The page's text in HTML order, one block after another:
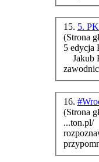
15. 5.
(Strona
5 edycja
16.
(Strona
...ton.pl/ W wydarzeniu wezmą